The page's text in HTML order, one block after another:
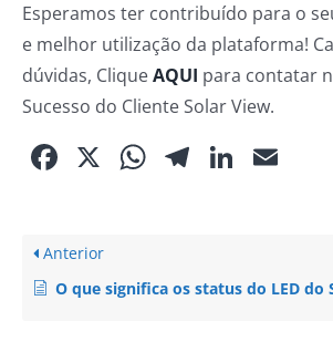
Esperamos ter contribuído para o
e melhor utilização da plataforma!
dúvidas, CliqueAQUI para contatar
Sucesso do Cliente Solar View.
Facebook
X WhatsApp
Telegram
Anterior
O que significa os status do LED do